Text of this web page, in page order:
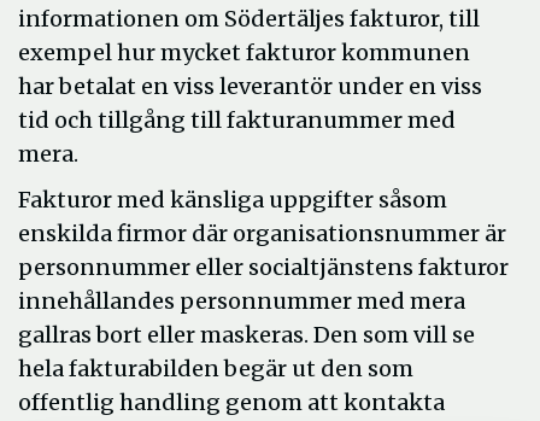
informationen om Södertäljes fakturor, till
exempel hur mycket fakturor kommunen
har betalat en viss leverantör under en viss
tid och tillgång till fakturanummer med
mera.
Fakturor med känsliga uppgifter såsom
enskilda firmor där organisationsnummer är
personnummer eller socialtjänstens fakturor
innehållandes personnummer med mera
gallras bort eller maskeras. Den som vill se
hela fakturabilden begär ut den som
offentlig handling genom att kontakta